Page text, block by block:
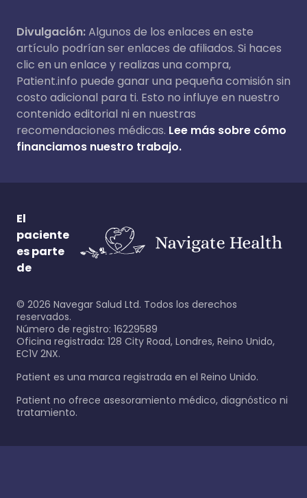
Divulgación:Algunos de los enlaces en este
artículo podrían ser enlaces de afiliados. Si haces
clic en un enlace y realizas una compra,
Patient.info puede ganar una pequeña comisión sin
costo adicional para ti. Esto no influye en nuestro
contenido editorial ni en nuestras
recomendaciones médicas. Lee más sobre cómo
financiamos nuestro trabajo.
El
paciente
es parte
de
© 2026 Navegar Salud Ltd. Todos los derechos
reservados.
Número de registro: 16229589
Oficina registrada: 128 City Road, Londres, Reino Unido,
EC1V 2NX.
Patient es una marca registrada en el Reino Unido.
Patient no ofrece asesoramiento médico, diagnóstico ni
tratamiento.